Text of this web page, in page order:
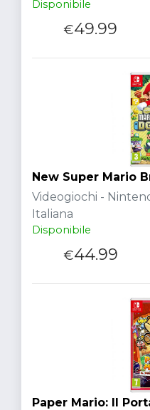
Disponibile
€49.99
New Super Mario
Videogiochi -
Italiana
Disponibile
€44.99
Paper Mario: Il